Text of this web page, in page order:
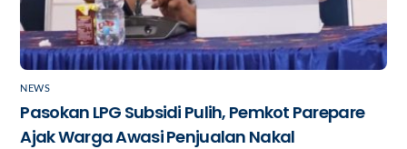
NEWS
Pasokan LPG Subsidi Pulih, Pemkot Parepare
Ajak Warga Awasi Penjualan Nakal